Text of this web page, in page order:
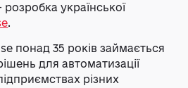
української
.
понад 35 років займається
для автоматизації
різних